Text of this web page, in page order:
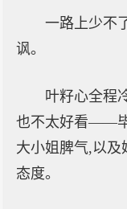
一路上少不
讽。
叶籽心全程
也不太好看——毕
大小姐脾气,以及
态度。